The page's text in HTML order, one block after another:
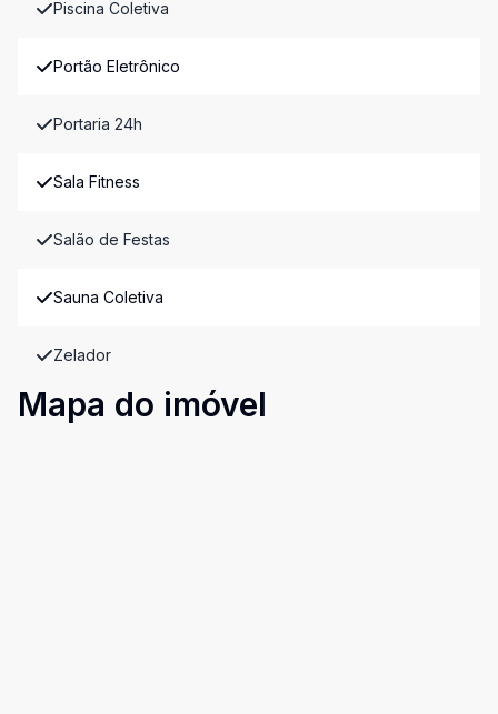
Piscina Coletiva
Portão Eletrônico
Portaria 24h
Sala Fitness
Salão de Festas
Sauna Coletiva
Zelador
Mapa do imóvel